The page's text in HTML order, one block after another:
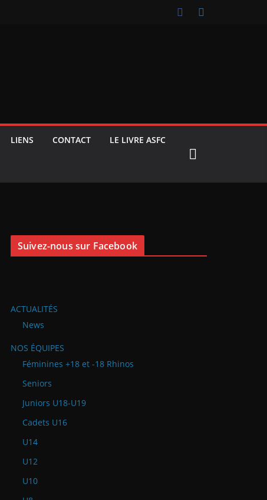
LIENS CONTACT LE LIVRE ASFC
Suivez-nous sur Facebook
ACTUALITÉS
News
NOS ÉQUIPES
Féminines +18 et -18 Rhinos
Seniors
Juniors U18-U19
Cadets U16
U14
U12
U10